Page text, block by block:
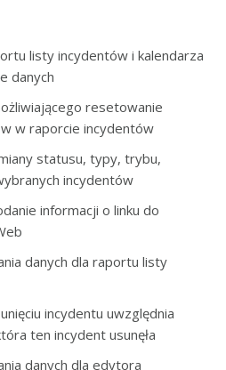
listy incydentów i kalendarza
danych
resetowanie
w raporcie incydentów
statusu, typy, trybu,
incydentów
informacji o linku do
danych dla raportu listy
incydentu uwzględnia
ten incydent usunęła
danych dla edytora